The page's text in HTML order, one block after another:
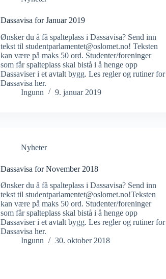
Dassavisa for Januar 2019
Ønsker du å få spalteplass i Dassavisa? Send inn
tekst til studentparlamentet@oslomet.no! Teksten
kan være på maks 50 ord. Studenter/foreninger
som får spalteplass skal bistå i å henge opp
Dassaviser i et avtalt bygg. Les regler og rutiner for
Dassavisa her.
Ingunn
9. januar 2019
Nyheter
Dassavisa for November 2018
Ønsker du å få spalteplass i Dassavisa? Send inn
tekst til studentparlamentet@oslomet.no!Teksten
kan være på maks 50 ord. Studenter/foreninger
som får spalteplass skal bistå i å henge opp
Dassaviser i et avtalt bygg. Les regler og rutiner for
Dassavisa her.
Ingunn
30. oktober 2018